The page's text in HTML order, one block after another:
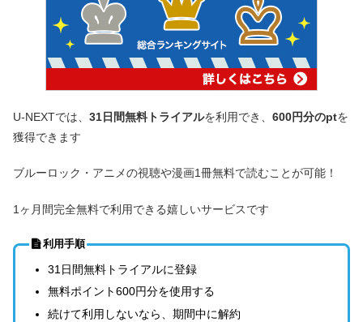
U-NEXTでは、 31日間無料トライアルを利用でき、 600円分のptを
獲得できます
ブルーロック・アニメの視聴や漫画1冊無料で読むことが可能！
1ヶ月間完全無料で利用できる嬉しいサービスです
利用手順
31日間無料トライアルに登録
無料ポイント600円分を使用する
続けて利用しないなら、期間中に解約